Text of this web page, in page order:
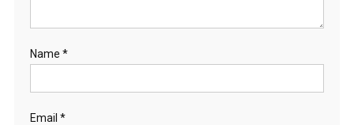
Name *
Email *